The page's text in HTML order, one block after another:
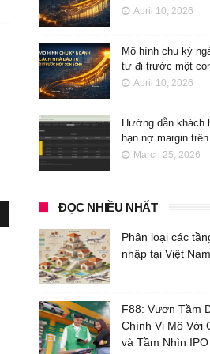
April 10, 2026
Mô hình chu kỳ
tư đi trước một
April 10, 2026
Hướng dẫn khách
hạn nợ margin
March 25, 2026
ĐỌC NHIỀU NHẤT
Phân loại các
nhập tại Việt Nam
F88: Vươn Tầm
Chính Vi Mô Với
và Tầm Nhìn IPO